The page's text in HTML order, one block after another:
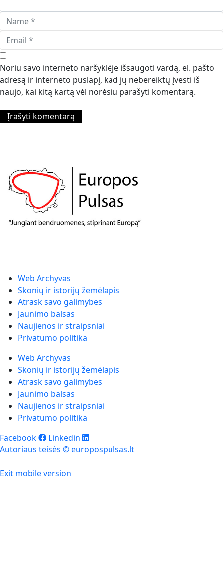
Noriu savo interneto naršyklėje išsaugoti vardą, el. pašto
adresą ir interneto puslapį, kad jų nebereiktų įvesti iš
naujo, kai kitą kartą vėl norėsiu parašyti komentarą.
Web Archyvas
Skonių ir istorijų žemėlapis
Atrask savo galimybes
Jaunimo balsas
Naujienos ir straipsniai
Privatumo politika
Web Archyvas
Skonių ir istorijų žemėlapis
Atrask savo galimybes
Jaunimo balsas
Naujienos ir straipsniai
Privatumo politika
Facebook
Linkedin
Autoriaus teisės © europospulsas.lt
Exit mobile version